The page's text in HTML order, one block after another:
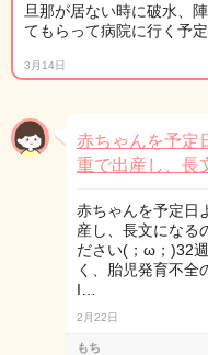
旦那が居ない時に破水、
てもらって病院に行く予
3月14日
赤ちゃんを予定
重で出産し、長
赤ちゃんを予定日
産し、長文になる
ださい(；ω；)32
く、胎児発育不全
I…
2月22日
もち